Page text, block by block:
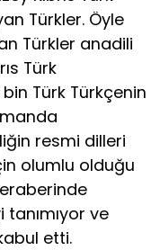
Türkler. Öyle
Türkler anadili
Türk
Türk Türkçenin
resmi dilleri
olumlu olduğu
tanımıyor ve
etti.